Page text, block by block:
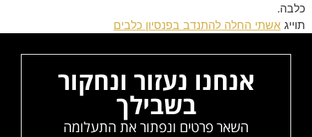
כלבה.
תוייג אשתי החלה להתנדב בפנסיון כלבים
אנחנו נעזור ונחקור
בשבילך
השאר פרטים ונפתור את התעלומה